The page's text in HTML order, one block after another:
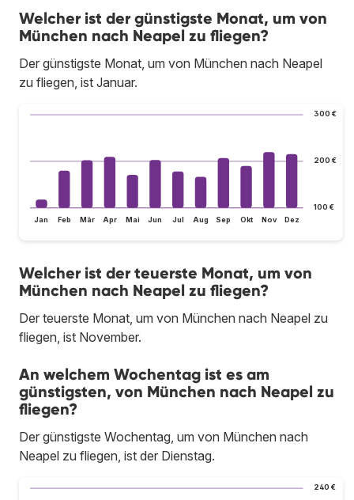
Welcher ist der günstigste Monat, um von
München nach Neapel zu fliegen?
Der günstigste Monat, um von München nach Neapel
zu fliegen, ist Januar.
100 €
200 €
300 €
Jan Feb Mär Apr Mai Jun Jul Aug Sep Okt Nov Dez
Welcher ist der teuerste Monat, um von
München nach Neapel zu fliegen?
Der teuerste Monat, um von München nach Neapel zu
fliegen, ist November.
An welchem Wochentag ist es am
günstigsten, von München nach Neapel zu
fliegen?
Der günstigste Wochentag, um von München nach
Neapel zu fliegen, ist der Dienstag.
240 €